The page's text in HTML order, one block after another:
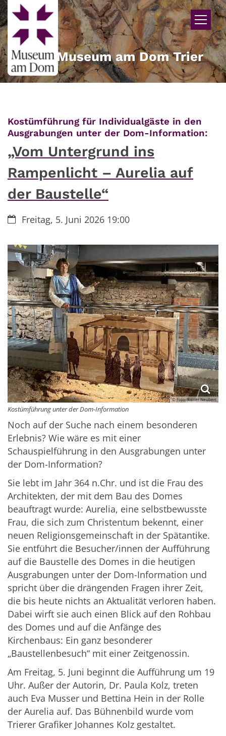
Zum Inhalt springen
Museum am Dom Trier
Kostümführung für Individualgäste in den
Ausgrabungen unter der Dom-Information:
„Vom Untergrund ins
Rampenlicht – Aurelia auf
der Baustelle“
Datum:Freitag, 5. Juni 2026 19:00
© Foto: Rainer Neubert
Kostümführung unter der Dom-Information
Noch auf der Suche nach einem besonderen
Erlebnis? Wie wäre es mit einer
Schauspielführung in den Ausgrabungen unter
der Dom-Information?
Sie lebt im Jahr 364 n.Chr. und ist die Frau des
Architekten, der mit dem Bau des Domes
beauftragt wurde: Aurelia, eine selbstbewusste
Frau, die sich zum Christentum bekennt, einer
neuen Religionsgemeinschaft in der Spätantike.
Sie entführt die Besucher/innen der Aufführung
auf die Baustelle des Domes in die heutigen
Ausgrabungen unter der Dom-Information und
spricht über die drängenden Fragen ihrer Zeit,
die bis heute nichts an Aktualität verloren haben.
Dabei wirft sie auch einen Blick auf den Rohbau
des Domes und auf die Anfänge des
Kirchenbaus: Ein ganz besonderer
„Baustellenbesuch“ mit einer Zeitgenossin.
Am Freitag, 5. Juni beginnt die Aufführung um 19
Uhr. Außer der Autorin, Dr. Paula Kolz, treten
auch Eva Musser und Bettina Hein in der Rolle
der Aurelia auf. Das Bühnenbild wurde vom
Trierer Grafiker Johannes Kolz gestaltet.